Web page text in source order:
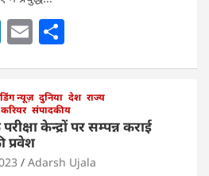
Li
e
dI
n
E
l e
न्यूज़ दुनिया देश राज्य
संपादकीय
केन्द्रों पर सम्पन्न कराई
प्रवेश
Adarsh Ujala